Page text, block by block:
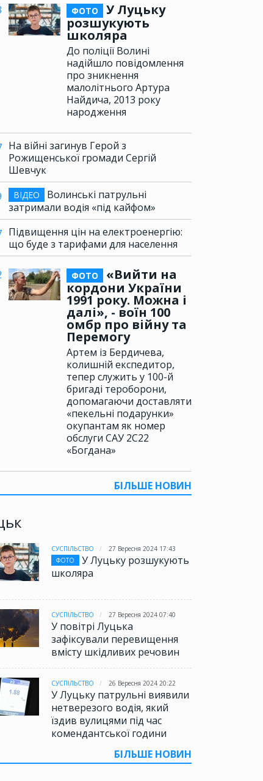
ФОТО
У Луцьку
розшукують
школяра
До поліції Волині
надійшло повідомлення
про зникнення
малолітнього Артура
Найдича, 2013 року
народження
На війні загинув Герой з
Рожищенської громади Сергій
Шевчук
ВІДЕО
Волинські патрульні
затримали водія «під кайфом»
Підвищення цін на електроенергію:
що буде з тарифами для населення
ФОТО
«Вийти на
кордони України
1991 року. Можна і
далі», - воїн 100
омбр про війну та
Перемогу
Артем із Бердичева,
колишній експедитор,
тепер служить у 100-й
бригаді тероборони,
допомагаючи доставляти
«пекельні подарунки»
окупантам як номер
обслуги САУ 2С22
«Богдана»
БІЛЬШЕ НОВИН
СУСПІЛЬСТВО
27 Вересня 2024 17:43
ФОТО
У Луцьку розшукують
школяра
СУСПІЛЬСТВО 27 Вересня 2024 07:40
У повітрі Луцька
зафіксували перевищення
вмісту шкідливих речовин
СУСПІЛЬСТВО 26 Вересня 2024 20:22
У Луцьку патрульні виявили
нетверезого водія, який
їздив вулицями під час
комендантської години
БІЛЬШЕ НОВИН